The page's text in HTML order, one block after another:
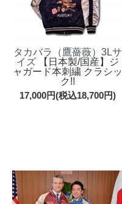
タカバラ（鷹薔薇）3Lサ
イズ【日本製/国産】ジ
ャガード本刺繍 クラシッ
ク!!
17,000円(税込18,700円)